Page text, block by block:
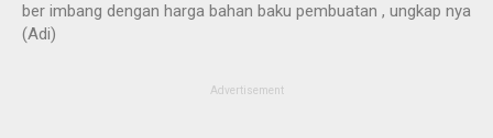
ber imbang dengan harga bahan baku pembuatan , ungkap nya
(Adi)
Advertisement